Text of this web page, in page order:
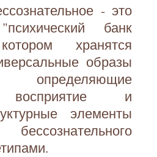
- это
банк
хранятся
образы
восприятие и
элементы